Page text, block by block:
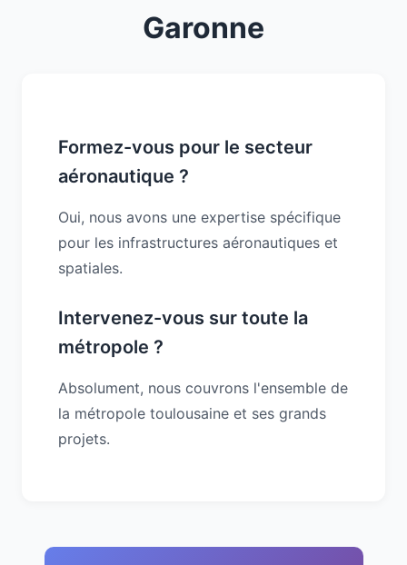
Garonne
Formez-vous pour le secteur
aéronautique ?
Oui, nous avons une expertise spécifique
pour les infrastructures aéronautiques et
spatiales.
Intervenez-vous sur toute la
métropole ?
Absolument, nous couvrons l'ensemble de
la métropole toulousaine et ses grands
projets.